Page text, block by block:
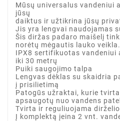
Mūsų universalus vandeniui
jūsų
daiktus ir užtikrina jūsų
Jis yra lengvai naudojamas
Šis diržas padaro maišelį
norėtų mėgautis lauko veikla.
IPX8 sertifikuotas vandeniui
iki 30 metrų
Puiki saugojimo talpa
Lengvas dėklas su skaidria
į prisilietimą
Patogūs užraktai, kurie
apsaugotų nuo vandens
Tvirta ir reguliuojama
Į komplektą įeina 2 vnt.